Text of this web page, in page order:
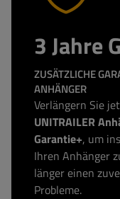
3 Jahre
ZUSÄTZLICHE
ANHÄNGER
Verlängern Sie
UNITRAILER
Garantie+, um
Ihren Anhänger
länger einen
Probleme.